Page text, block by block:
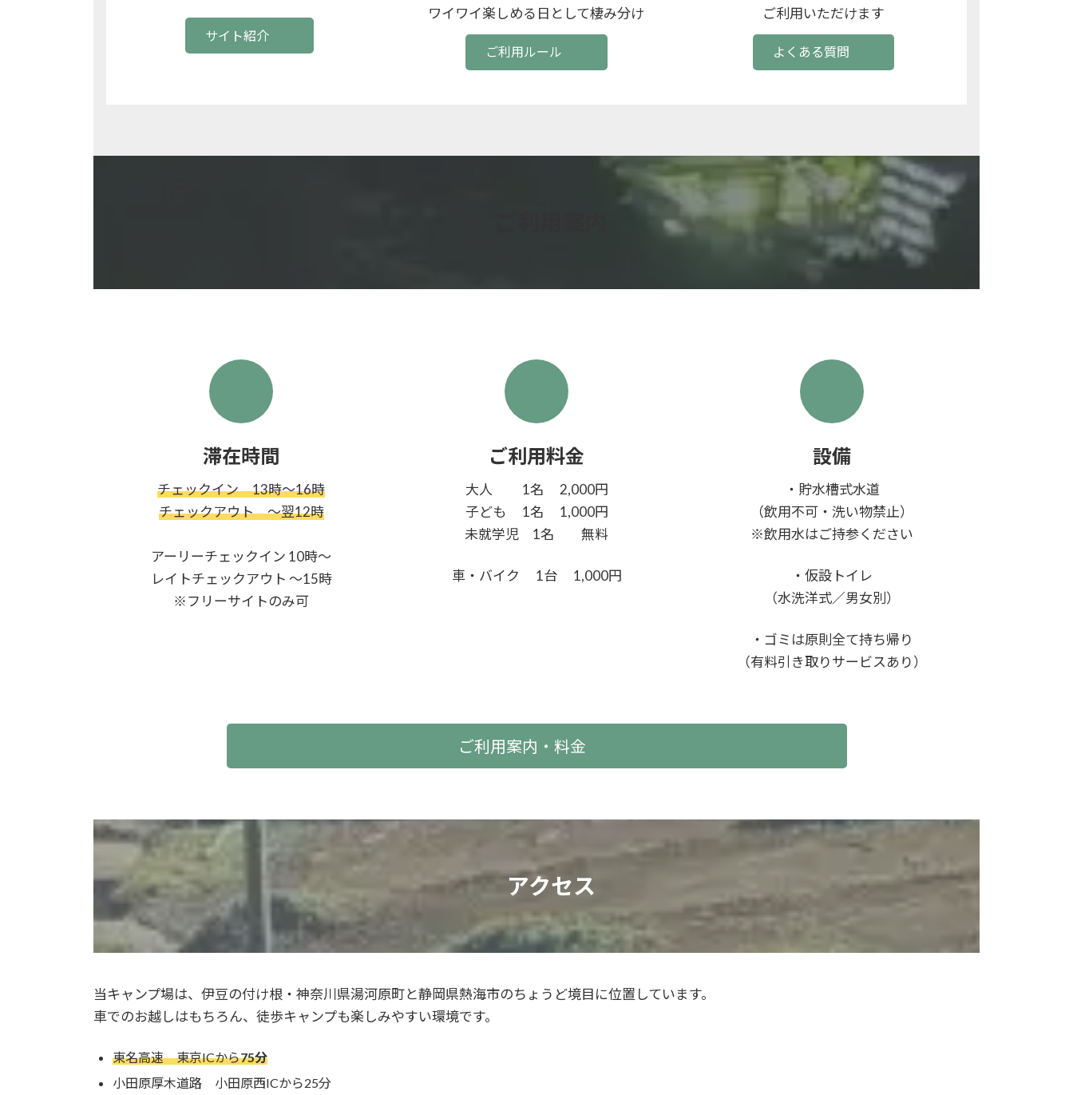
サイト紹介
ワイワイ楽しめる日として棲み分け
ご利用ルール
ご利用いただけます
よくある質問
滞在時間
チェックイン 13時〜16時
チェックアウト 〜翌12時
アーリーチェックイン 10時〜
レイトチェックアウト 〜15時
※フリーサイトのみ可
ご利用料金
大人 1名 2,000円
子ども 1名 1,000円
未就学児 1名 無料
車・バイク 1台 1,000円
設備
・貯水槽式水道
（飲用不可・洗い物禁止）
※飲用水はご持参ください
・仮設トイレ
（水洗洋式／男女別）
・ゴミは原則全て持ち帰り
（有料引き取りサービスあり）
ご利用案内・料金
アクセス
当キャンプ場は、伊豆の付け根・神奈川県湯河原町と静岡県熱海市のちょうど境目に位置しています。
車でのお越しはもちろん、徒歩キャンプも楽しみやすい環境です。
東名高速 東京ICから75分
小田原厚木道路 小田原西ICから25分